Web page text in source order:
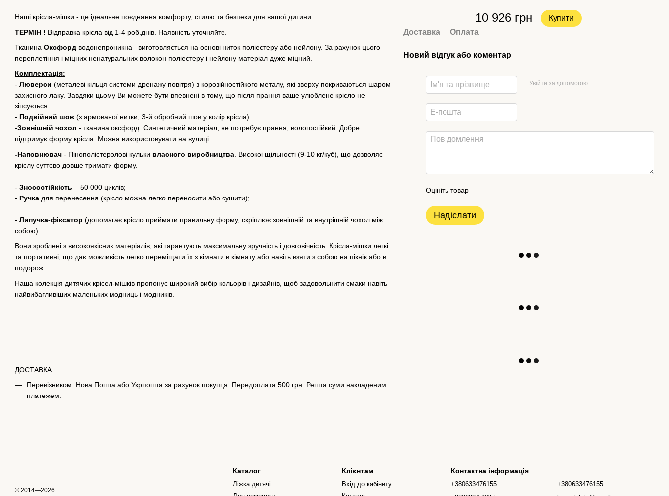
Наші крісла-мішки - це ідеальне поєднання комфорту, стилю та безпеки для вашої дитини.
ТЕРМІН ! Відправка крісла від 1-4 роб.днів. Наявність уточняйте.
Тканина Оксфорд водонепроникна– виготовляється на основі ниток поліестеру або нейлону. За рахунок цього
переплетіння і міцних ненатуральних волокон поліестеру і нейлону матеріал дуже міцний.
Комплектація:
- Люверси (металеві кільця системи дренажу повітря) з корозійностійкого металу, які зверху покриваються шаром
захисного лаку. Завдяки цьому Ви можете бути впевнені в тому, що після прання ваше улюблене крісло не
зіпсується.
- Подвійний шов (з армованої нитки, 3-й обробний шов у колір крісла)
-Зовнішній чохол - тканина оксфорд. Синтетичний матеріал, не потребує прання, вологостійкий. Добре
підтримує форму крісла. Можна використовувати на вулиці.
-Наповнювач - Пінополістеролові кульки власного виробництва . Високоі щільності (9-10 кг/куб), що дозволяє
кріслу суттєво довше тримати форму.
- Зносостійкість – 50 000 циклів;
- Ручка для перенесення (крісло можна легко переносити або сушити);
- Липучка-фіксатор (допомагає крісло приймати правильну форму, скріплює зовнішній та внутрішній чохол між
собою).
Вони зроблені з високоякісних матеріалів, які гарантують максимальну зручність і довговічність. Крісла-мішки легкі
та портативні, що дає можливість легко переміщати їх з кімнати в кімнату або навіть взяти з собою на пікнік або в
подорож.
Наша колекція дитячих крісел-мішків пропонує широкий вибір кольорів і дизайнів, щоб задовольнити смаки навіть
найвибагливіших маленьких модниць і модників.
ДОСТАВКА
Перевізником Нова Пошта або Укрпошта за рахунок покупця. Передоплата 500 грн. Решта суми накладеним
платежем.
10 926 грн Купити
Доставка Оплата
Новий відгук або коментар
Увійти за допомогою
Оцініть товар
Надіслати
© 2014—2026
Каталог
Ліжка дитячі
Клієнтам
Вхід до кабінету
Контактна інформація
+380633476155
+380633476155